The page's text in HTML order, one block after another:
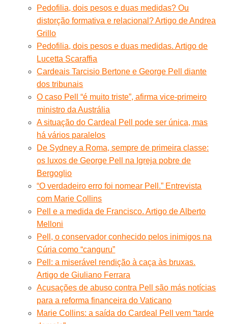
Pedofilia, dois pesos e duas medidas? Ou
distorção formativa e relacional? Artigo de Andrea
Grillo
Pedofilia, dois pesos e duas medidas. Artigo de
Lucetta Scaraffia
Cardeais Tarcisio Bertone e George Pell diante
dos tribunais
O caso Pell “é muito triste”, afirma vice-primeiro
ministro da Austrália
A situação do Cardeal Pell pode ser única, mas
há vários paralelos
De Sydney a Roma, sempre de primeira classe:
os luxos de George Pell na Igreja pobre de
Bergoglio
“O verdadeiro erro foi nomear Pell.” Entrevista
com Marie Collins
Pell e a medida de Francisco. Artigo de Alberto
Melloni
Pell, o conservador conhecido pelos inimigos na
Cúria como “canguru”
Pell: a miserável rendição à caça às bruxas.
Artigo de Giuliano Ferrara
Acusações de abuso contra Pell são más notícias
para a reforma financeira do Vaticano
Marie Collins: a saída do Cardeal Pell vem “tarde